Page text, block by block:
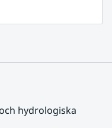
hydrologiska